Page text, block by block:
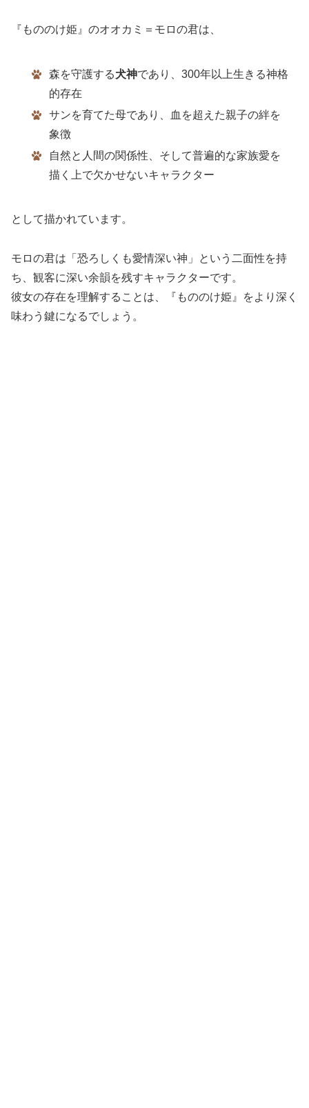
『もののけ姫』のオオカミ＝モロの君は、
森を守護する犬神であり、300年以上生きる神格
的存在
サンを育てた母であり、血を超えた親子の絆を
象徴
自然と人間の関係性、そして普遍的な家族愛を
描く上で欠かせないキャラクター
として描かれています。
モロの君は「恐ろしくも愛情深い神」という二面性を持
ち、観客に深い余韻を残すキャラクターです。
彼女の存在を理解することは、『もののけ姫』をより深く
味わう鍵になるでしょう。